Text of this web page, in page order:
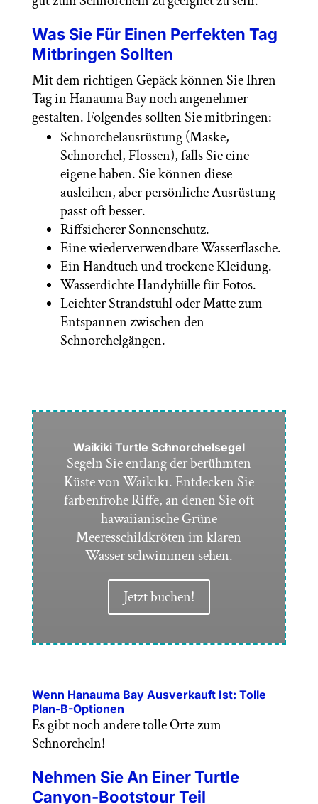
Was Sie Für Einen Perfekten Tag
Mitbringen Sollten
Mit dem richtigen Gepäck können Sie Ihren
Tag in Hanauma Bay noch angenehmer
gestalten. Folgendes sollten Sie mitbringen:
Schnorchelausrüstung (Maske,
Schnorchel, Flossen), falls Sie eine
eigene haben. Sie können diese
ausleihen, aber persönliche Ausrüstung
passt oft besser.
Riffsicherer Sonnenschutz.
Eine wiederverwendbare Wasserflasche.
Ein Handtuch und trockene Kleidung.
Wasserdichte Handyhülle für Fotos.
Leichter Strandstuhl oder Matte zum
Entspannen zwischen den
Schnorchelgängen.
Waikiki Turtle Schnorchelsegel
Segeln Sie entlang der berühmten
Küste von Waikīkī. Entdecken Sie
farbenfrohe Riffe, an denen Sie oft
hawaiianische Grüne
Meeresschildkröten im klaren
Wasser schwimmen sehen.
Jetzt buchen!
Wenn Hanauma Bay Ausverkauft Ist: Tolle
Plan-B-Optionen
Es gibt noch andere tolle Orte zum
Schnorcheln!
Nehmen Sie An Einer Turtle
Canyon-Bootstour Teil